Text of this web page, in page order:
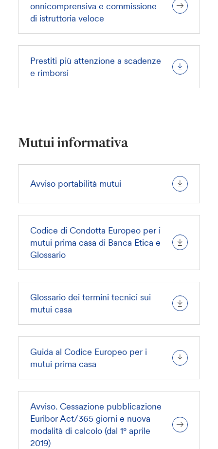
onnicomprensiva e commissione
di istruttoria veloce
Prestiti più attenzione a scadenze
e rimborsi
Mutui informativa
Avviso portabilità mutui
Codice di Condotta Europeo per i
mutui prima casa di Banca Etica e
Glossario
Glossario dei termini tecnici sui
mutui casa
Guida al Codice Europeo per i
mutui prima casa
Avviso. Cessazione pubblicazione
Euribor Act/365 giorni e nuova
modalità di calcolo (dal 1° aprile
2019)